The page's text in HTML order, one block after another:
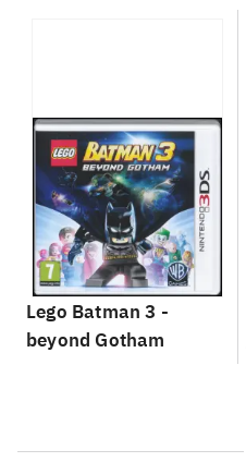
Lego Batman 3 -
beyond Gotham